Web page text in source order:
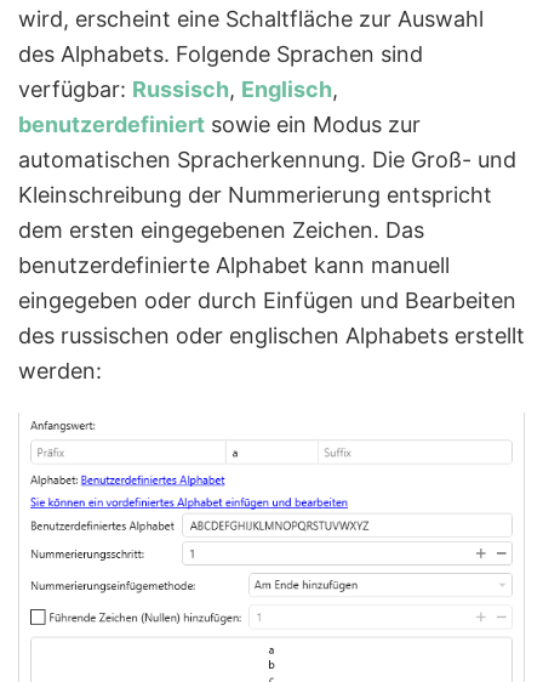
wird, erscheint eine Schaltfläche zur Auswahl
des Alphabets. Folgende Sprachen sind
verfügbar: Russisch, Englisch,
benutzerdefiniert sowie ein Modus zur
automatischen Spracherkennung. Die Groß- und
Kleinschreibung der Nummerierung entspricht
dem ersten eingegebenen Zeichen. Das
benutzerdefinierte Alphabet kann manuell
eingegeben oder durch Einfügen und Bearbeiten
des russischen oder englischen Alphabets erstellt
werden: